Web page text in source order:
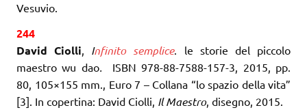
Vesuvio.
244
David Ciolli, Infinito semplice. le storie del piccolo
maestro wu dao. ISBN 978-88-7588-157-3, 2015, pp.
80, 105×155 mm., Euro 7 – Collana “lo spazio della vita”
[3]. In copertina: David Ciolli, Il Maestro, disegno, 2015.